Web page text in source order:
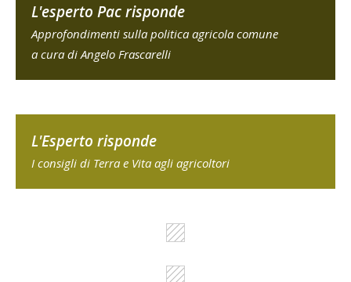
L'esperto Pac risponde
Approfondimenti sulla politica agricola comune
a cura di Angelo Frascarelli
L'Esperto risponde
I consigli di Terra e Vita agli agricoltori